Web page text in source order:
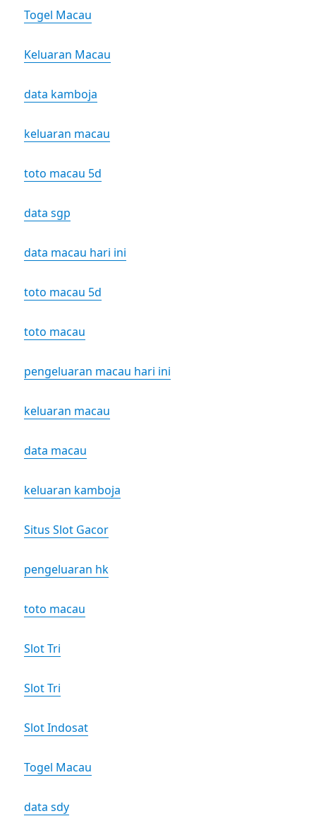
Togel Macau
Keluaran Macau
data kamboja
keluaran macau
toto macau 5d
data sgp
data macau hari ini
toto macau 5d
toto macau
pengeluaran macau hari ini
keluaran macau
data macau
keluaran kamboja
Situs Slot Gacor
pengeluaran hk
toto macau
Slot Tri
Slot Tri
Slot Indosat
Togel Macau
data sdy